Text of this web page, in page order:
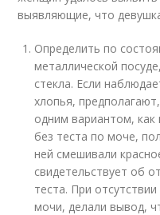
выявляющие, что
Определить по
металлической
стекла. Если
хлопья,
одним вариантом,
без теста по моче,
ней смешивали
свидетельствует об
теста. При
мочи, делали вывод,